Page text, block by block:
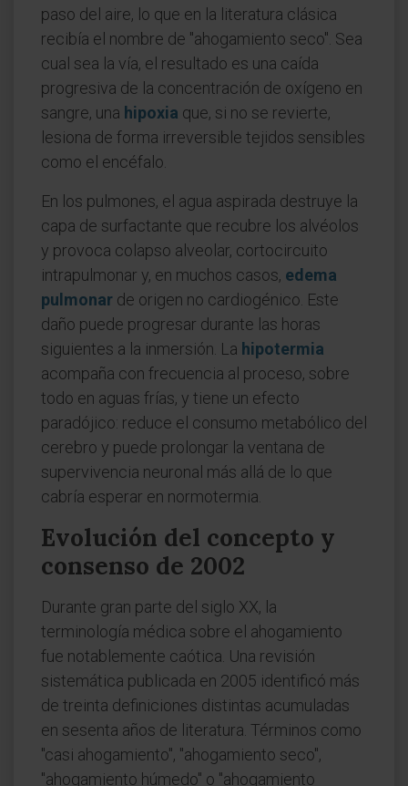
paso del aire, lo que en la literatura clásica
recibía el nombre de "ahogamiento seco". Sea
cual sea la vía, el resultado es una caída
progresiva de la concentración de oxígeno en
sangre, una hipoxia que, si no se revierte,
lesiona de forma irreversible tejidos sensibles
como el encéfalo.
En los pulmones, el agua aspirada destruye la
capa de surfactante que recubre los alvéolos
y provoca colapso alveolar, cortocircuito
intrapulmonar y, en muchos casos, edema
pulmonar de origen no cardiogénico. Este
daño puede progresar durante las horas
siguientes a la inmersión. La hipotermia
acompaña con frecuencia al proceso, sobre
todo en aguas frías, y tiene un efecto
paradójico: reduce el consumo metabólico del
cerebro y puede prolongar la ventana de
supervivencia neuronal más allá de lo que
cabría esperar en normotermia.
Evolución del concepto y
consenso de 2002
Durante gran parte del siglo XX, la
terminología médica sobre el ahogamiento
fue notablemente caótica. Una revisión
sistemática publicada en 2005 identificó más
de treinta definiciones distintas acumuladas
en sesenta años de literatura. Términos como
"casi ahogamiento", "ahogamiento seco",
"ahogamiento húmedo" o "ahogamiento